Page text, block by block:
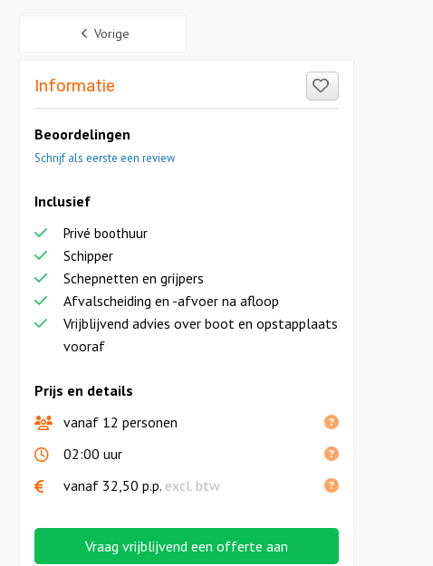
Sidebar
Vorige
Informatie
Beoordelingen
Schrijf als eerste een review
Prijs en details
vanaf 12 personen
02:00 uur
vanaf 32,50 p.p. excl. btw
Inclusief
Privé boothuur
Schipper
Schepnetten en grijpers
Afvalscheiding en -afvoer na afloop
Vrijblijvend advies over boot en opstapplaats
vooraf
Vraag vrijblijvend een offerte aan